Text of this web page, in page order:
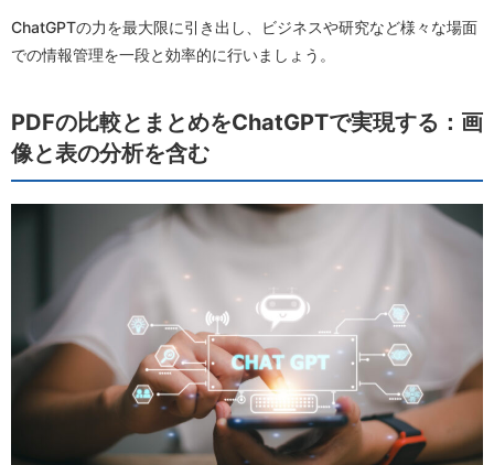
ChatGPTの力を最大限に引き出し、ビジネスや研究など様々な場面
での情報管理を一段と効率的に行いましょう。
PDFの比較とまとめをChatGPTで実現する：画
像と表の分析を含む